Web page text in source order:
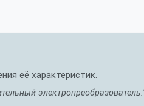
её характеристик.